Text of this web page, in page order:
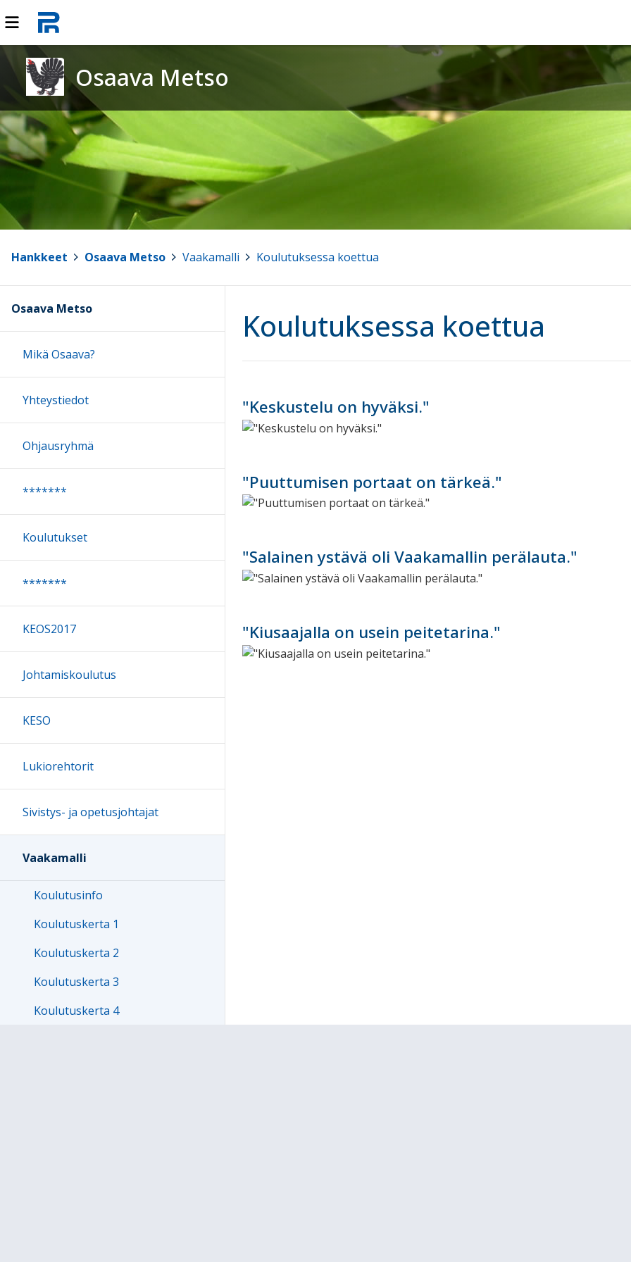
Osaava Metso
Hankkeet Osaava Metso Vaakamalli Koulutuksessa koettua
Koulutuksessa koettua
"Keskustelu on hyväksi."
"Puuttumisen portaat on tärkeä."
"Salainen ystävä oli Vaakamallin perälauta."
"Kiusaajalla on usein peitetarina."
Osaava Metso
Mikä Osaava?
Yhteystiedot
Ohjausryhmä
*******
Koulutukset
*******
KEOS2017
Johtamiskoulutus
KESO
Lukiorehtorit
Sivistys- ja opetusjohtajat
Vaakamalli
Koulutusinfo
Koulutuskerta 1
Koulutuskerta 2
Koulutuskerta 3
Koulutuskerta 4